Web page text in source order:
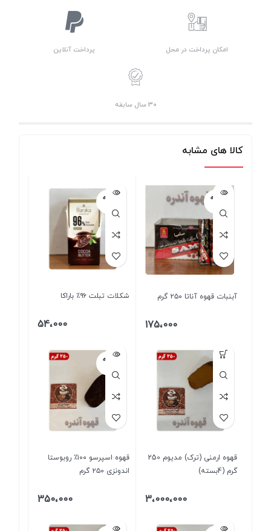
امکان پرداخت در محل پرداخت آنلاین
30 سال سابقه
کالا های مشابه
فروخته
آبنبات قهوه آناتا ۲۵۰ گرم
175،000
فروخته
شکلات تبلت ۹۶٪ باراکا
54،000
قهوه ارمنی (ترک) مدیوم 250
گرم (4بسته)
3،000،000
فروخته
قهوه اسپرسو ۱۰۰٪ روبوستا
اندونزی ۲۵۰ گرم
350،000